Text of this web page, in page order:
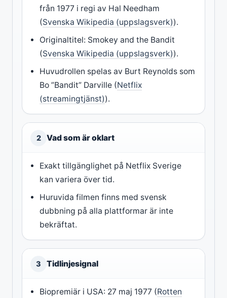
från 1977 i regi av Hal Needham
(Svenska Wikipedia (uppslagsverk)).
Originaltitel: Smokey and the Bandit
(Svenska Wikipedia (uppslagsverk)).
Huvudrollen spelas av Burt Reynolds som
Bo ”Bandit” Darville (Netflix
(streamingtjänst)).
2 Vad som är oklart
Exakt tillgänglighet på Netflix Sverige
kan variera över tid.
Huruvida filmen finns med svensk
dubbning på alla plattformar är inte
bekräftat.
3 Tidlinjesignal
Biopremiär i USA: 27 maj 1977 (Rotten